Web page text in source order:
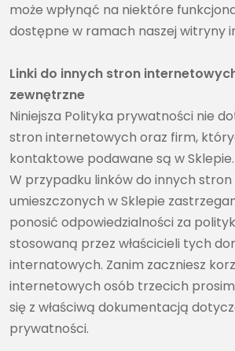
może wpłynąć na niektóre
dostępne w ramach naszej witryny
Linki do innych stron
zewnętrzne
Niniejsza Polityka prywatności nie
stron internetowych oraz firm,
kontaktowe podawane są w Sklepie.
W przypadku linków do innych
umieszczonych w Sklepie
ponosić odpowiedzialności za
stosowaną przez właścicieli tych
internatowych. Zanim zaczniesz
internetowych osób trzecich
się z właściwą dokumentacją
prywatności.